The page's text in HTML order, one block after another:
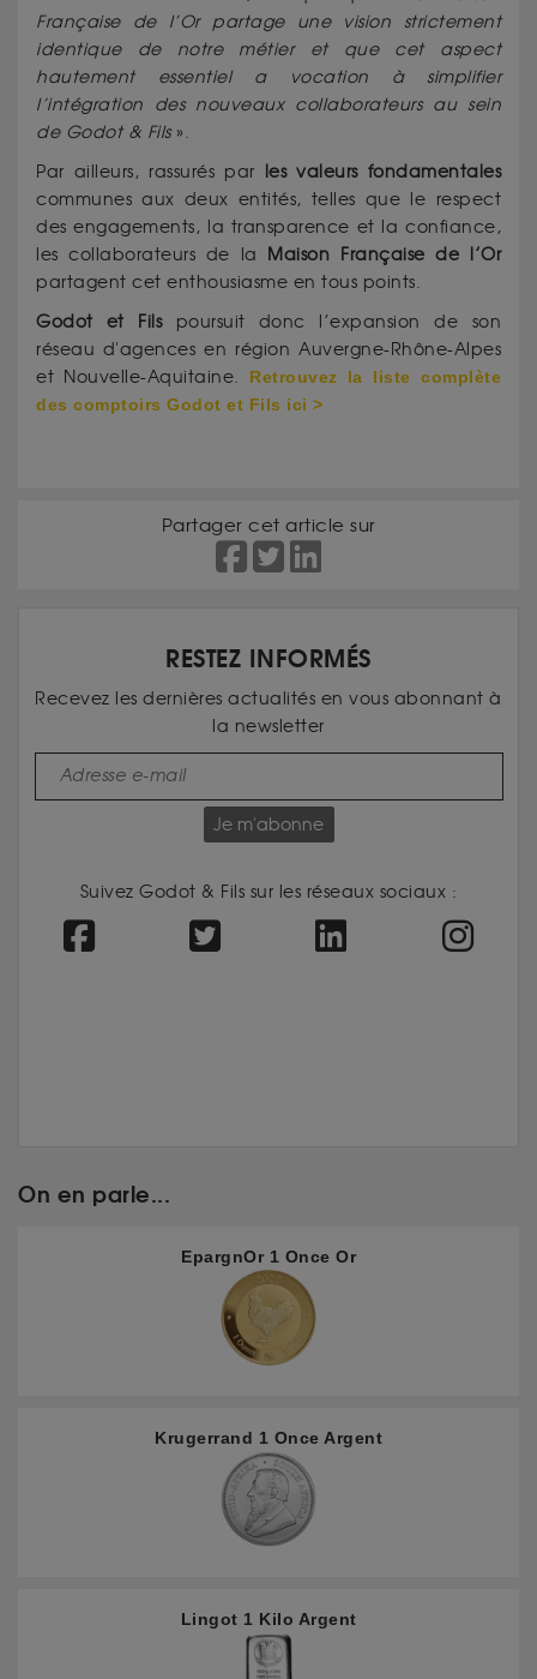
Française de l’Or partage une vision strictement
identique de notre métier et que cet aspect
hautement essentiel a vocation à simplifier
l’intégration des nouveaux collaborateurs au sein
de Godot & Fils ».
Par ailleurs, rassurés par
les valeurs fondamentales
communes aux deux entités, telles que le respect
des engagements, la transparence et la confiance,
les collaborateurs de la Maison Française de l’Or
partagent cet enthousiasme en tous points.
Godot et Filspoursuit donc l’expansion de son
réseau d'agences en région Auvergne-Rhône-Alpes
et Nouvelle-Aquitaine. Retrouvez la liste complète
des comptoirs Godot et Fils ici >
Partager cet article sur
RESTEZ INFORMÉS
Recevez les dernières actualités en vous abonnant à
la newsletter
Je m'abonne
Suivez Godot & Fils sur les réseaux sociaux :
On en parle...
EpargnOr 1 Once Or
Krugerrand 1 Once Argent
Lingot 1 Kilo Argent